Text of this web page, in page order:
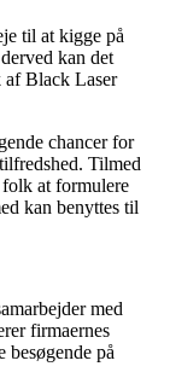
til at kigge på
kan det
af Black Laser
chancer for
Tilmed
at formulere
kan benyttes til
med
firmaernes
besøgende på